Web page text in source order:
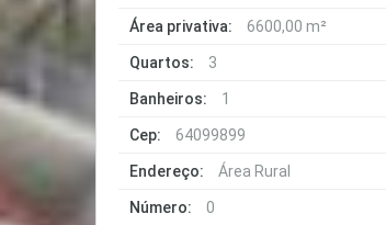
Área privativa: 6600,00 m²
Quartos: 3
Banheiros: 1
Cep: 64099899
Endereço: Área Rural
Número: 0